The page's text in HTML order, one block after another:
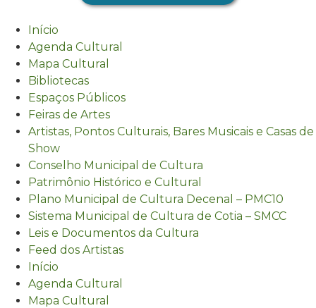
Início
Agenda Cultural
Mapa Cultural
Bibliotecas
Espaços Públicos
Feiras de Artes
Artistas, Pontos Culturais, Bares Musicais e Casas de
Show
Conselho Municipal de Cultura
Patrimônio Histórico e Cultural
Plano Municipal de Cultura Decenal – PMC10
Sistema Municipal de Cultura de Cotia – SMCC
Leis e Documentos da Cultura
Feed dos Artistas
Início
Agenda Cultural
Mapa Cultural